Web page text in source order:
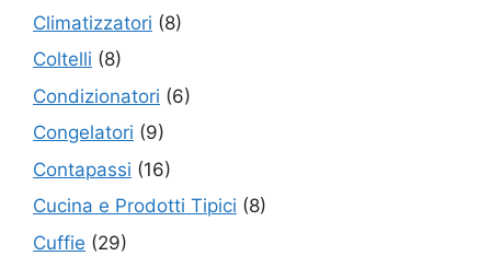
Climatizzatori (8)
Coltelli (8)
Condizionatori (6)
Congelatori (9)
Contapassi (16)
Cucina e Prodotti Tipici (8)
Cuffie (29)